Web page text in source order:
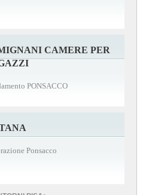
CAMERE PER
PONSACCO
Ponsacco